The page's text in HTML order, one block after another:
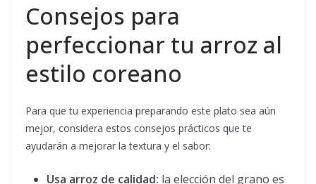
Consejos para
perfeccionar tu arroz al
estilo coreano
Para que tu experiencia preparando este plato sea aún
mejor, considera estos consejos prácticos que te
ayudarán a mejorar la textura y el sabor:
Usa arroz de calidad: la elección del grano es